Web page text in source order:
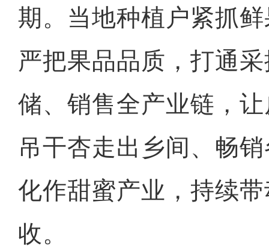
期。当地种植户紧抓
严把果品品质，打通
储、销售全产业链，
吊干杏走出乡间、畅
化作甜蜜产业，持续
收。